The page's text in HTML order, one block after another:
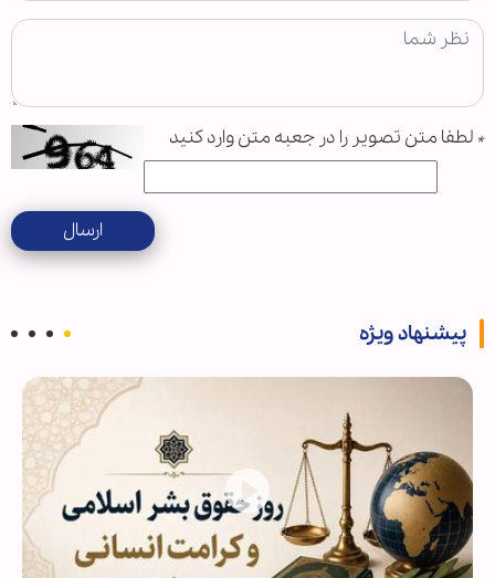
* لطفا متن تصویر را در جعبه متن وارد کنید
ارسال
پیشنهاد ویژه